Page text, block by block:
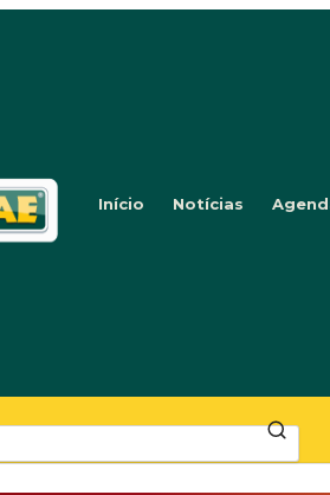
Início Notícias